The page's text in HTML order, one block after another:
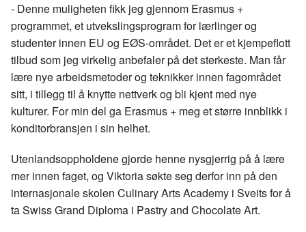
- Denne muligheten fikk jeg gjennom Erasmus +
programmet, et utvekslingsprogram for lærlinger og
studenter innen EU og EØS-området. Det er et kjempeflott
tilbud som jeg virkelig anbefaler på det sterkeste. Man får
lære nye arbeidsmetoder og teknikker innen fagområdet
sitt, i tillegg til å knytte nettverk og bli kjent med nye
kulturer. For min del ga Erasmus + meg et større innblikk i
konditorbransjen i sin helhet.
Utenlandsoppholdene gjorde henne nysgjerrig på å lære
mer innen faget, og Viktoria søkte seg derfor inn på den
internasjonale skolen Culinary Arts Academy i Sveits for å
ta Swiss Grand Diploma i Pastry and Chocolate Art.